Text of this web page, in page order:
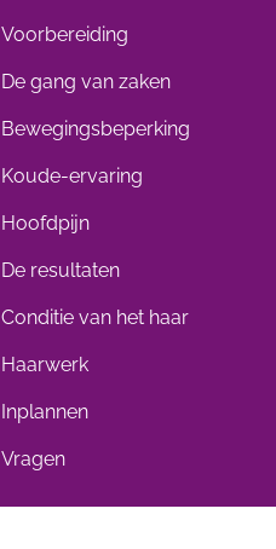
Voorbereiding
De gang van zaken
Bewegingsbeperking
Koude-ervaring
Hoofdpijn
De resultaten
Conditie van het haar
Haarwerk
Inplannen
Vragen